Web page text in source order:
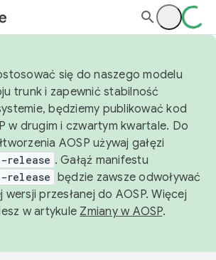
się do naszego modelu
trunk i zapewnić stabilność
będziemy publikować kod
w drugim i czwartym kwartale. Do
AOSP używaj gałęzi
release . Gałąź manifestu
release będzie zawsze odwoływać
przesłanej do AOSP. Więcej
w artykule Zmiany w AOSP.